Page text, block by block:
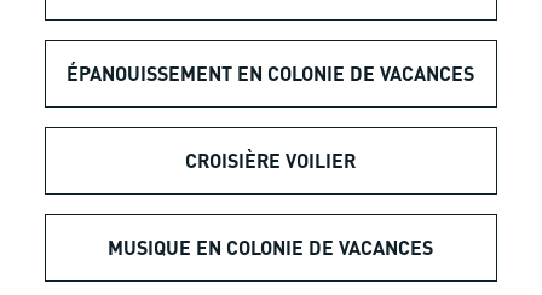
ÉPANOUISSEMENT EN COLONIE DE VACANCES
CROISIÈRE VOILIER
MUSIQUE EN COLONIE DE VACANCES